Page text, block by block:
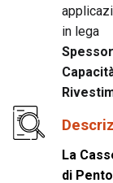
in lega
La
di